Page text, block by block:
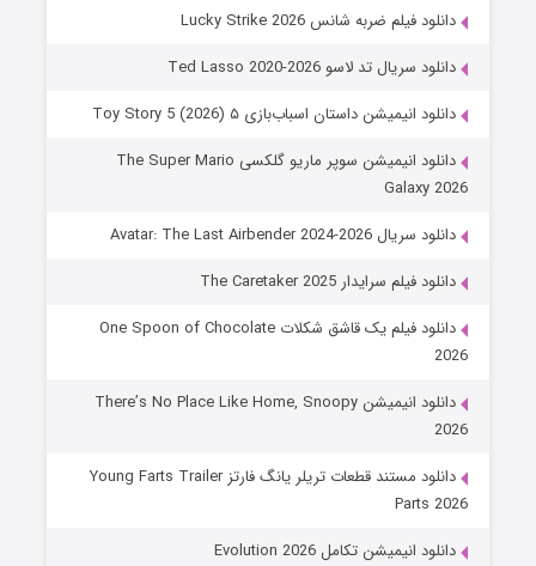
دانلود فیلم ضربه شانس Lucky Strike 2026
دانلود سریال تد لاسو Ted Lasso 2020-2026
دانلود انیمیشن داستان اسباب‌بازی ۵ Toy Story 5 (2026)
دانلود انیمیشن سوپر ماریو گلکسی The Super Mario
Galaxy 2026
دانلود سریال Avatar: The Last Airbender 2024-2026
دانلود فیلم سرایدار The Caretaker 2025
دانلود فیلم یک قاشق شکلات One Spoon of Chocolate
2026
دانلود انیمیشن There’s No Place Like Home, Snoopy
2026
دانلود مستند قطعات تریلر یانگ فارتز Young Farts Trailer
Parts 2026
دانلود انیمیشن تکامل Evolution 2026